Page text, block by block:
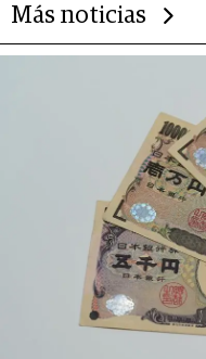
Más noticias